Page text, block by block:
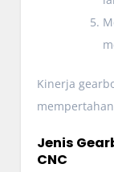
Kinerja
Jenis
CNC